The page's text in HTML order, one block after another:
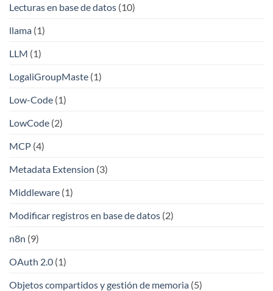
Lecturas en base de datos (10)
llama (1)
LLM (1)
LogaliGroupMaste (1)
Low-Code (1)
LowCode (2)
MCP (4)
Metadata Extension (3)
Middleware (1)
Modificar registros en base de datos (2)
n8n (9)
OAuth 2.0 (1)
Objetos compartidos y gestión de memoria (5)